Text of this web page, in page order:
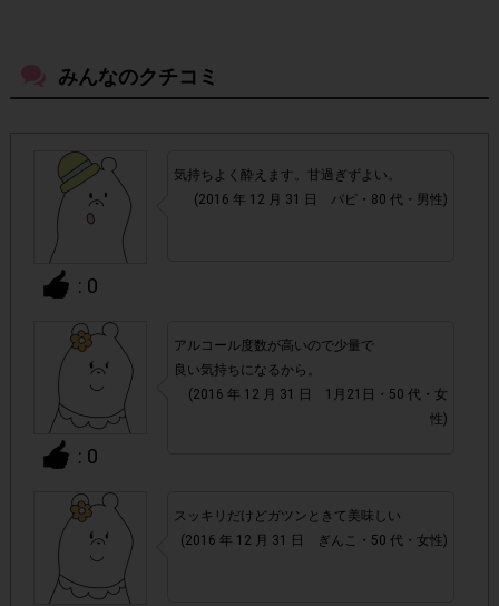
・現在、2016年12月21日(水)～2016年12月31日(土)掲載に
のアンケートも実施していますが、
回ずつのご参加が可能です。
・12月中旬よりリニューアルパッケージでの販売も開始し
ておりますが、
いても対象
・店舗によって取扱いのない場合があります。予めご了承く
ださい。
・参加(申し込み)を回答前にしていただければ、募集人数が
上限に達しても、掲載期間内のアンケート回答が可能です。
・他サイトのテンタメを含め、1つのアンケートにつき1人1
回の参加とさせていただいております。
みんなのクチコミ
: 0
気持ちよく酔えます。甘過ぎずよい。
(2016 年 12 月 31 日 パピ・80 代・男性)
: 0
アルコール度数が高いので少量で
良い気持ちになるから。
(2016 年 12 月 31 日 1月21日・50 代・女
性)
スッキリだけどガツンときて美味しい
(2016 年 12 月 31 日 ぎんこ・50 代・女性)